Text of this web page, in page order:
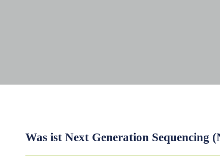
Was ist Next Generation Sequencing